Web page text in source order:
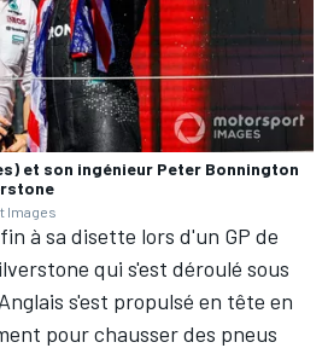
et son ingénieur Peter Bonnington
Images
à sa disette lors d'un GP de
qui s'est déroulé sous
s'est propulsé en tête en
pour chausser des pneus